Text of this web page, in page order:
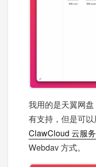
我用的是天翼网
有支持，但是可
ClawCloud 云服
Webdav 方式。